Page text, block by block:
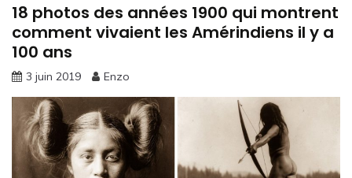
18 photos des années 1900 qui montrent
comment vivaient les Amérindiens il y a
100 ans
3 juin 2019 Enzo